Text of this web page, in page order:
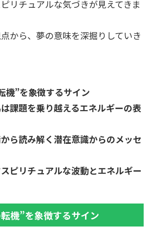
リチュアルな気づきが見えてきま
から、夢の意味を深掘りしていき
機”を象徴するサイン
課題を乗り越えるエネルギーの表
ら読み解く潜在意識からのメッセ
ピリチュアルな波動とエネルギー
機”を象徴するサイン